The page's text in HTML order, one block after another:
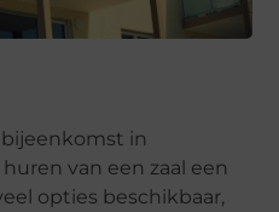
in
van een zaal een
opties beschikbaar,